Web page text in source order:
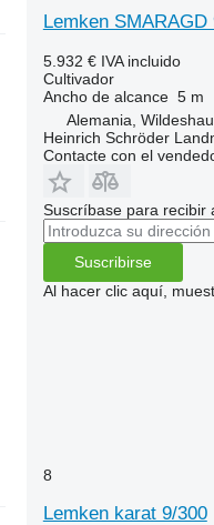
Lemken SMARAGD
5.932 € IVA incluido
Cultivador
Ancho de alcance 5 m
Alemania,
Heinrich Schröder
Contacte con el
Suscríbase para recibir
Suscribirse
Al hacer clic aquí,
8
Lemken karat 9/300